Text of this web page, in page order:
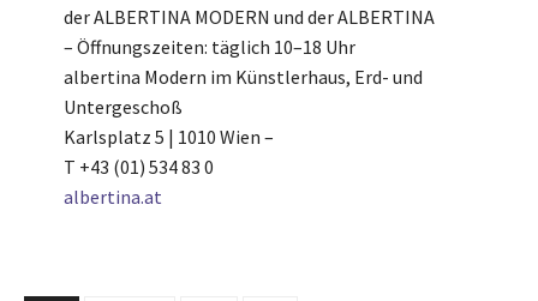
der ALBERTINA MODERN und der ALBERTINA
– Öffnungszeiten: täglich 10–18 Uhr
albertina Modern im Künstlerhaus, Erd- und
Untergeschoß
Karlsplatz 5 | 1010 Wien –
T +43 (01) 534 83 0
albertina.at